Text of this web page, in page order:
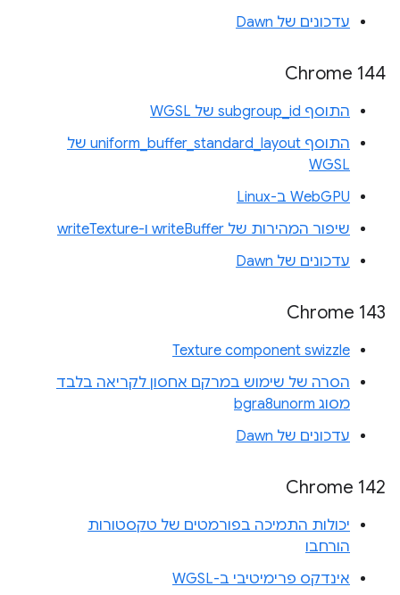
עדכונים של Dawn
Chrome 144
התוסף subgroup_id של WGSL
התוסף uniform_buffer_standard_layout של
WGSL
WebGPU ב-Linux
שיפור המהירות של writeBuffer ו-writeTexture
עדכונים של Dawn
Chrome 143
Texture component swizzle
הסרה של שימוש במרקם אחסון לקריאה בלבד
מסוג bgra8unorm
עדכונים של Dawn
Chrome 142
יכולות התמיכה בפורמטים של טקסטורות
הורחבו
אינדקס פרימיטיבי ב-WGSL